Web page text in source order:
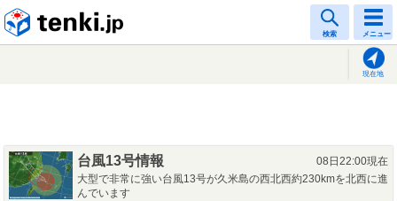
検索 メニュー
現在地
台風13号情報
08日22:00現在
大型で非常に強い台風13号が久米島の西北西約230kmを北西に進
んでいます